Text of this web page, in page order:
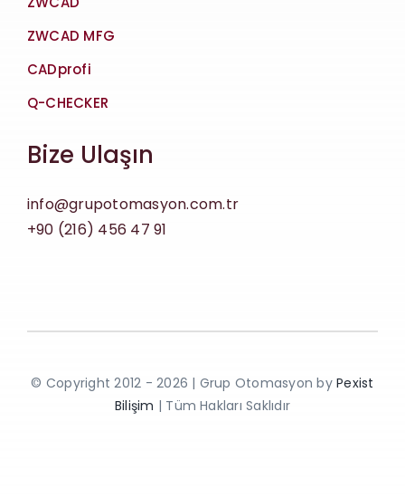
ZWCAD MFG
CADprofi
Q-CHECKER
Bize Ulaşın
info@grupotomasyon.com.tr
+90 (216) 456 47 91
© Copyright 2012 - 2026 | Grup Otomasyon byPexist
Bilişim | Tüm Hakları Saklıdır